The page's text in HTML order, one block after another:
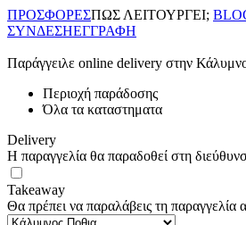
ΠΡΟΣΦΟΡΕΣΠΩΣ ΛΕΙΤΟΥΡΓΕΙ;
ΣΥΝΔΕΣΗΕΓΓΡΑΦΗ
Παράγγειλε online delivery στην
Περιοχή παράδοσης
Όλα τα καταστηματα
Delivery
Η παραγγελία θα παραδοθεί στη
Takeaway
Θα πρέπει να παραλάβεις τη παραγγελία